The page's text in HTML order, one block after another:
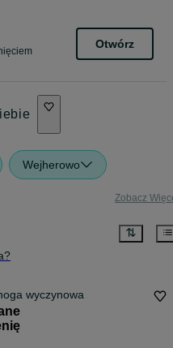
Otwórz
Wejherowo
Zobacz
wyczynowa